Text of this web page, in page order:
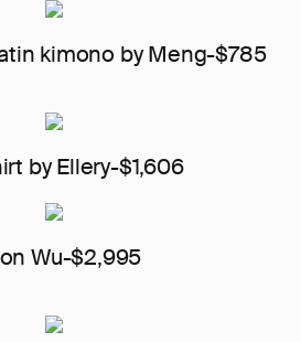
kimono by Meng-$785
by Ellery-$1,606
Wu-$2,995